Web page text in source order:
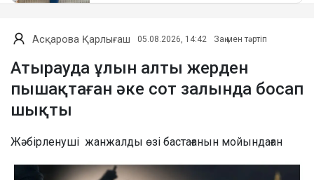
Асқарова Қарлығаш 05.08.2026, 14:42 Заң мен тәртіп
Атырауда ұлын алты жерден
пышақтаған әке сот залында босап
шықты
Жәбірленуші жанжалды өзі бастағанын мойындаған